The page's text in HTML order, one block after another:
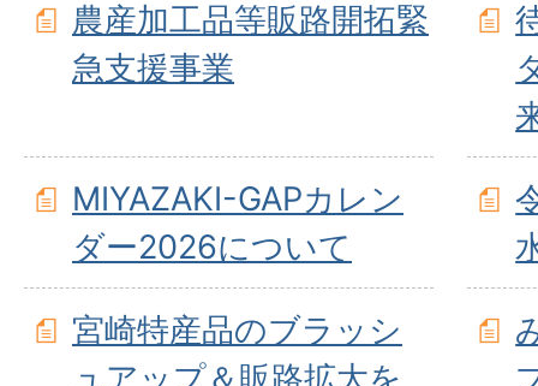
農産加工品等販路開拓緊
急支援事業
MIYAZAKI-GAPカレン
ダー2026について
宮崎特産品のブラッシ